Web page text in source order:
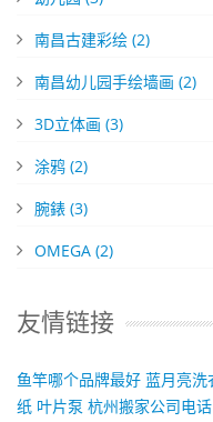
南昌古建彩绘 (2)
南昌幼儿园手绘墙画 (2)
3D立体画 (3)
涂鸦 (2)
腕錶 (3)
OMEGA (2)
友情链接
鱼竿哪个品牌最好 蓝月亮洗
纸 叶片泵 杭州搬家公司电话